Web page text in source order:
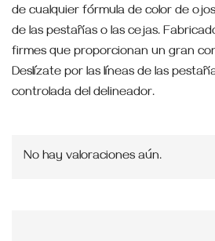
de cualquier fórmula de color de
de las pestañas o las cejas.
firmes que proporcionan un gran
Deslízate por las líneas de las
controlada del delineador.
No hay valoraciones aún.